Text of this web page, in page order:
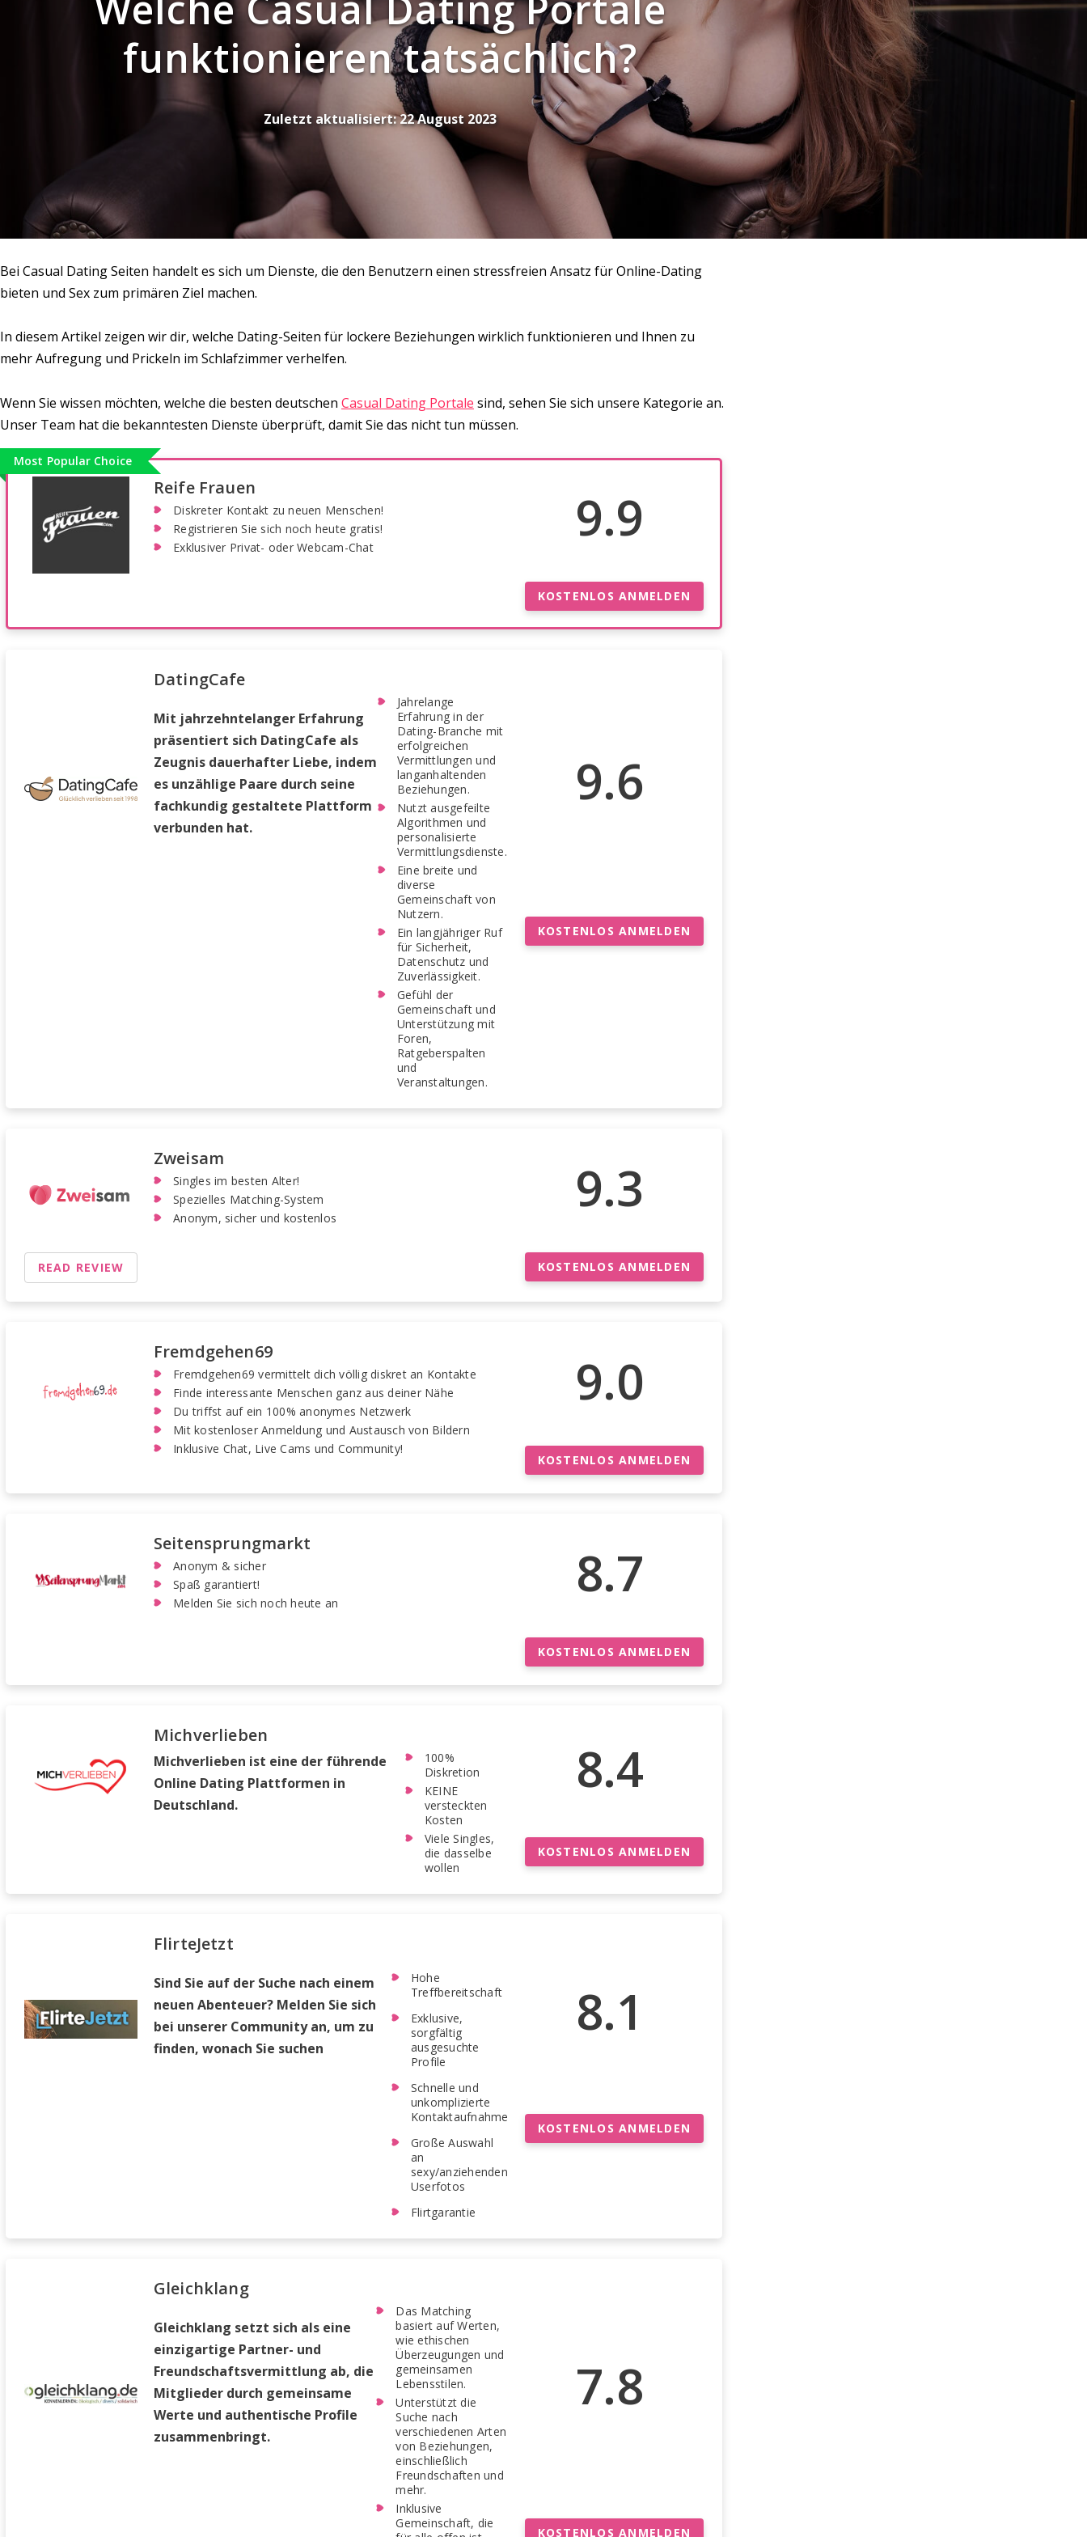
funktionieren tatsächlich?
Zuletzt aktualisiert:22 August 2023
Bei Casual Dating Seiten handelt es sich um Dienste, die den Benutzern einen stressfreien Ansatz für Online-Dating
bieten und Sex zum primären Ziel machen.
In diesem Artikel zeigen wir dir, welche Dating-Seiten für lockere Beziehungen wirklich funktionieren und Ihnen zu
mehr Aufregung und Prickeln im Schlafzimmer verhelfen.
Wenn Sie wissen möchten, welche die besten deutschen Casual Dating Portale sind, sehen Sie sich unsere Kategorie an.
Unser Team hat die bekanntesten Dienste überprüft, damit Sie das nicht tun müssen.
Most Popular Choice
9.9
Reife Frauen
Diskreter Kontakt zu neuen Menschen!
Registrieren Sie sich noch heute gratis!
Exklusiver Privat- oder Webcam-Chat
KOSTENLOS ANMELDEN
9.6
DatingCafe
Mit jahrzehntelanger Erfahrung
präsentiert sich DatingCafe als
Zeugnis dauerhafter Liebe, indem
es unzählige Paare durch seine
fachkundig gestaltete Plattform
verbunden hat.
Jahrelange
Erfahrung in der
Dating-Branche mit
erfolgreichen
Vermittlungen und
langanhaltenden
Beziehungen.
Nutzt ausgefeilte
Algorithmen und
personalisierte
Vermittlungsdienste.
Eine breite und
diverse
Gemeinschaft von
Nutzern.
Ein langjähriger Ruf
für Sicherheit,
Datenschutz und
Zuverlässigkeit.
Gefühl der
Gemeinschaft und
Unterstützung mit
Foren,
Ratgeberspalten
und
Veranstaltungen.
KOSTENLOS ANMELDEN
9.3
Zweisam
Singles im besten Alter!
Spezielles Matching-System
Anonym, sicher und kostenlos
READ REVIEW KOSTENLOS ANMELDEN
9.0
Fremdgehen69
Fremdgehen69 vermittelt dich völlig diskret an Kontakte
Finde interessante Menschen ganz aus deiner Nähe
Du triffst auf ein 100% anonymes Netzwerk
Mit kostenloser Anmeldung und Austausch von Bildern
Inklusive Chat, Live Cams und Community!
KOSTENLOS ANMELDEN
8.7
Seitensprungmarkt
Anonym & sicher
Spaß garantiert!
Melden Sie sich noch heute an
KOSTENLOS ANMELDEN
8.4
Michverlieben
Michverlieben ist eine der führende
Online Dating Plattformen in
Deutschland.
100%
Diskretion
KEINE
versteckten
Kosten
Viele Singles,
die dasselbe
wollen
KOSTENLOS ANMELDEN
8.1
FlirteJetzt
Sind Sie auf der Suche nach einem
neuen Abenteuer? Melden Sie sich
bei unserer Community an, um zu
finden, wonach Sie suchen
Hohe
Treffbereitschaft
Exklusive,
sorgfältig
ausgesuchte
Profile
Schnelle und
unkomplizierte
Kontaktaufnahme
Große Auswahl
an
sexy/anziehenden
Userfotos
Flirtgarantie
KOSTENLOS ANMELDEN
7.8
Gleichklang
Gleichklang setzt sich als eine
einzigartige Partner- und
Freundschaftsvermittlung ab, die
Mitglieder durch gemeinsame
Werte und authentische Profile
zusammenbringt.
Das Matching
basiert auf Werten,
wie ethischen
Überzeugungen und
gemeinsamen
Lebensstilen.
Unterstützt die
Suche nach
verschiedenen Arten
von Beziehungen,
einschließlich
Freundschaften und
mehr.
Inklusive
Gemeinschaft, die
KOSTENLOS ANMELDEN